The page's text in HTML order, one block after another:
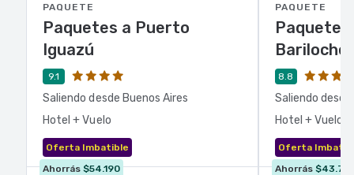
PAQUETE
Paquetes a Puerto
Iguazú
9.1
Saliendo desde Buenos Aires
Hotel + Vuelo
Oferta Imbatible
Ahorrás $54.190
PAQUETE
Paquetes
Bariloche
8.8
Saliendo
Hotel + Vuelo
Oferta
Ahorrás